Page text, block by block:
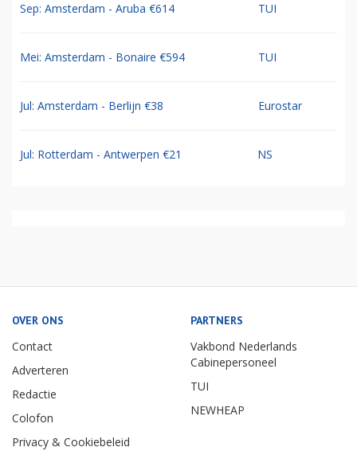
Sep: Amsterdam - Aruba €614 TUI
Mei: Amsterdam - Bonaire €594 TUI
Jul: Amsterdam - Berlijn €38 Eurostar
Jul: Rotterdam - Antwerpen €21 NS
OVER ONS
Contact
Adverteren
Redactie
Colofon
Privacy & Cookiebeleid
PARTNERS
Vakbond Nederlands
Cabinepersoneel
TUI
NEWHEAP